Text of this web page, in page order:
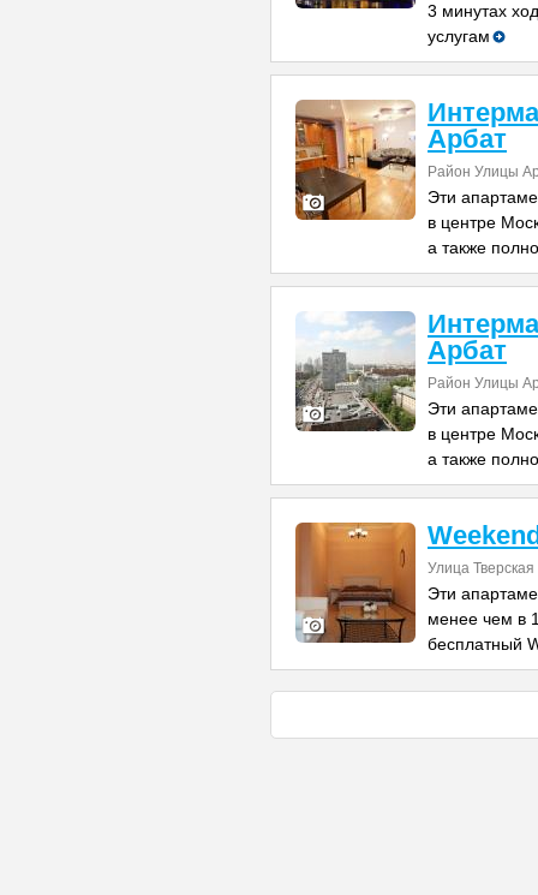
3 минутах
услугам
Арбат
Район Улицы
Эти
в центре
а также
Арбат
Район Улицы
Эти
в центре
а также
Улица Тверская
Эти
менее чем в
бесплатный